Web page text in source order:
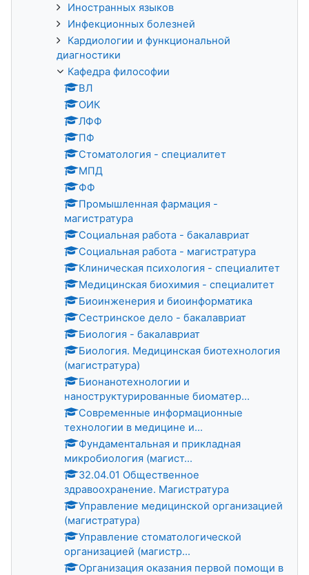
Иностранных языков
Инфекционных болезней
Кардиологии и функциональной
диагностики
Кафедра философии
ВЛ
ОИК
ЛФФ
ПФ
Стоматология - специалитет
МПД
ФФ
Промышленная фармация -
магистратура
Социальная работа - бакалавриат
Социальная работа - магистратура
Клиническая психология - специалитет
Медицинская биохимия - специалитет
Биоинженерия и биоинформатика
Сестринское дело - бакалавриат
Биология - бакалавриат
Биология. Медицинская биотехнология
(магистратура)
Бионанотехнологии и
наноструктурированные биоматер...
Современные информационные
технологии в медицине и...
Фундаментальная и прикладная
микробиология (магист...
32.04.01 Общественное
здравоохранение. Магистратура
Управление медицинской организацией
(магистратура)
Управление стоматологической
организацией (магистр...
Организация оказания первой помощи в